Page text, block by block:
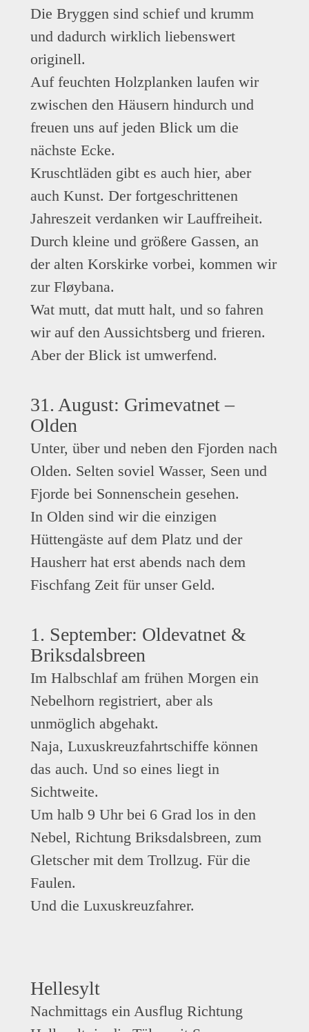
Die Bryggen sind schief und krumm
und dadurch wirklich liebenswert
originell.
Auf feuchten Holzplanken laufen wir
zwischen den Häusern hindurch und
freuen uns auf jeden Blick um die
nächste Ecke.
Kruschtläden gibt es auch hier, aber
auch Kunst. Der fortgeschrittenen
Jahreszeit verdanken wir Lauffreiheit.
Durch kleine und größere Gassen, an
der alten Korskirke vorbei, kommen wir
zur Fløybana.
Wat mutt, dat mutt halt, und so fahren
wir auf den Aussichtsberg und frieren.
Aber der Blick ist umwerfend.
31. August: Grimevatnet –
Olden
Unter, über und neben den Fjorden nach
Olden. Selten soviel Wasser, Seen und
Fjorde bei Sonnenschein gesehen.
In Olden sind wir die einzigen
Hüttengäste auf dem Platz und der
Hausherr hat erst abends nach dem
Fischfang Zeit für unser Geld.
1. September: Oldevatnet &
Briksdalsbreen
Im Halbschlaf am frühen Morgen ein
Nebelhorn registriert, aber als
unmöglich abgehakt.
Naja, Luxuskreuzfahrtschiffe können
das auch. Und so eines liegt in
Sichtweite.
Um halb 9 Uhr bei 6 Grad los in den
Nebel, Richtung Briksdalsbreen, zum
Gletscher mit dem Trollzug. Für die
Faulen.
Und die Luxuskreuzfahrer.
Hellesylt
Nachmittags ein Ausflug Richtung